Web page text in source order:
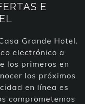
E
Grande Hotel.
electrónico a
los primeros en
los próximos
en línea es
comprometemos